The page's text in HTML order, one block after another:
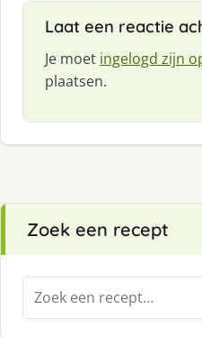
:
Laat een reactie
Je moet ingelogd zijn
plaatsen.
Zoek een recept
Zoeken
naar: